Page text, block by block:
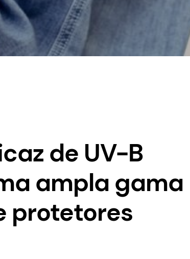
de UV-B
ampla gama
protetores